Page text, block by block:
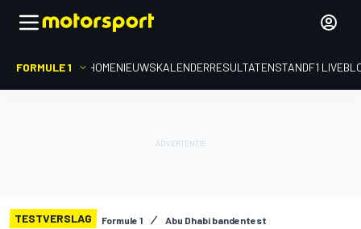
FORMULE 1 HOMENIEUWSKALENDERRESULTATENSTANDF1
TESTVERSLAG Formule 1 Abu Dhabi bandentest